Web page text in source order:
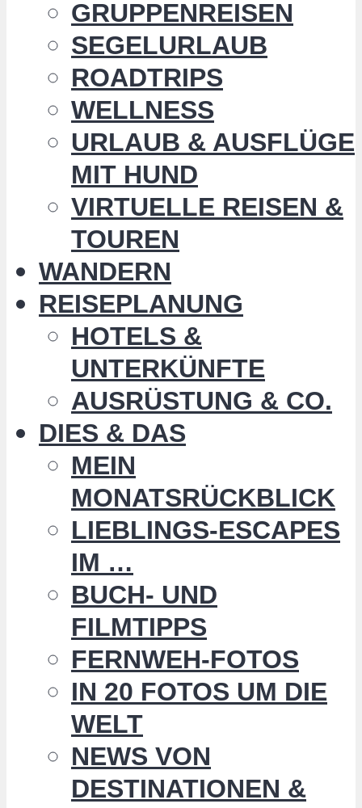
GRUPPENREISEN
SEGELURLAUB
ROADTRIPS
WELLNESS
URLAUB & AUSFLÜGE
MIT HUND
VIRTUELLE REISEN &
TOUREN
WANDERN
REISEPLANUNG
HOTELS &
UNTERKÜNFTE
AUSRÜSTUNG & CO.
DIES & DAS
MEIN
MONATSRÜCKBLICK
LIEBLINGS-ESCAPES
IM …
BUCH- UND
FILMTIPPS
FERNWEH-FOTOS
IN 20 FOTOS UM DIE
WELT
NEWS VON
DESTINATIONEN &